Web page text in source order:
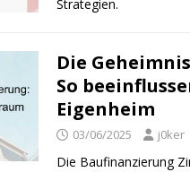
Strategien.
Die
So
Eigenheim
03/06/2025 j0ker
Die Baufinanzierung